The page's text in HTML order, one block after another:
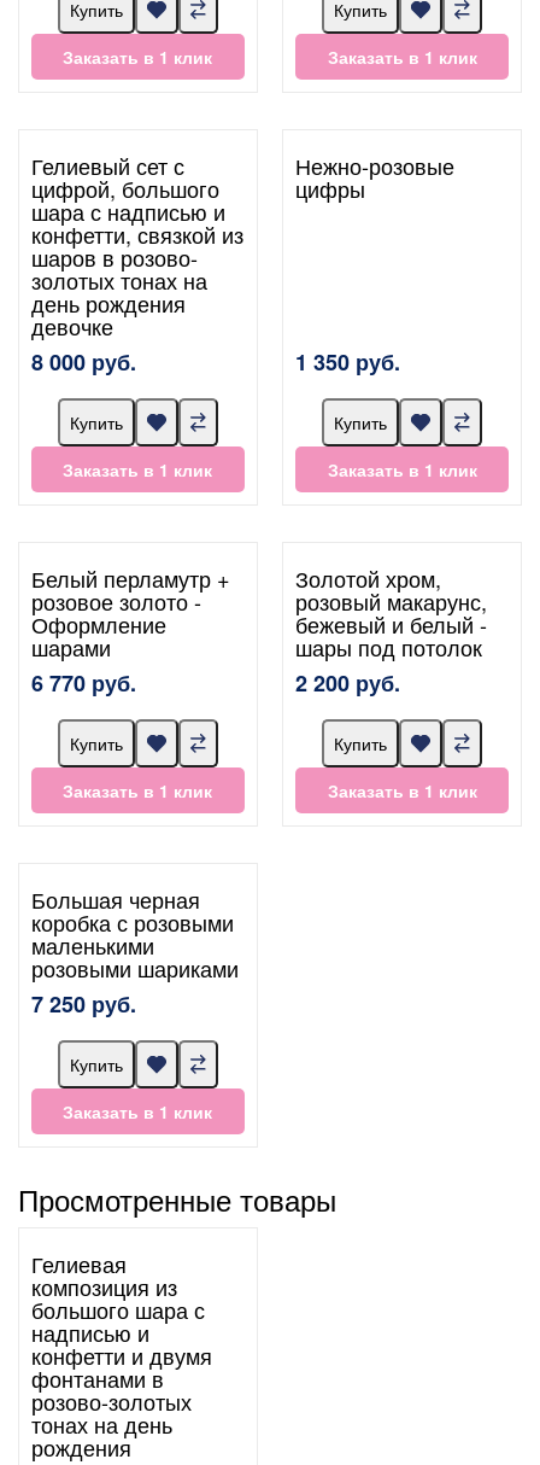
Купить
Заказать в 1 клик
Купить
Заказать в 1 клик
Гелиевый сет с
цифрой, большого
шара с надписью и
конфетти, связкой из
шаров в розово-
золотых тонах на
день рождения
девочке
8 000 руб.
Купить
Заказать в 1 клик
Нежно-розовые
цифры
1 350 руб.
Купить
Заказать в 1 клик
Белый перламутр +
розовое золото -
Оформление
шарами
6 770 руб.
Купить
Заказать в 1 клик
Золотой хром,
розовый макарунс,
бежевый и белый -
шары под потолок
2 200 руб.
Купить
Заказать в 1 клик
Большая черная
коробка с розовыми
маленькими
розовыми шариками
7 250 руб.
Купить
Заказать в 1 клик
Просмотренные товары
Гелиевая
композиция из
большого шара с
надписью и
конфетти и двумя
фонтанами в
розово-золотых
тонах на день
рождения